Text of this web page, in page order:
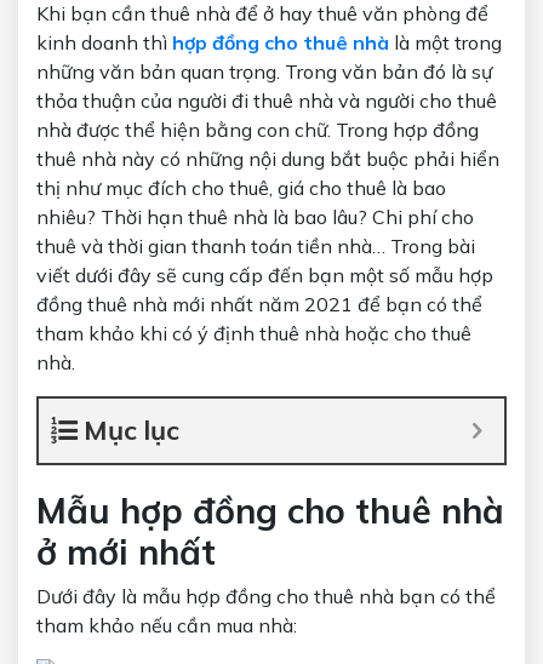
Khi bạn cần thuê nhà để ở hay thuê văn phòng để
kinh doanh thì hợp đồng cho thuê nhà là một trong
những văn bản quan trọng. Trong văn bản đó là sự
thỏa thuận của người đi thuê nhà và người cho thuê
nhà được thể hiện bằng con chữ. Trong hợp đồng
thuê nhà này có những nội dung bắt buộc phải hiển
thị như mục đích cho thuê, giá cho thuê là bao
nhiêu? Thời hạn thuê nhà là bao lâu? Chi phí cho
thuê và thời gian thanh toán tiền nhà… Trong bài
viết dưới đây sẽ cung cấp đến bạn một số mẫu hợp
đồng thuê nhà mới nhất năm 2021 để bạn có thể
tham khảo khi có ý định thuê nhà hoặc cho thuê
nhà.
Mục lục
Mẫu hợp đồng cho thuê nhà
ở mới nhất
Dưới đây là mẫu hợp đồng cho thuê nhà bạn có thể
tham khảo nếu cần mua nhà: